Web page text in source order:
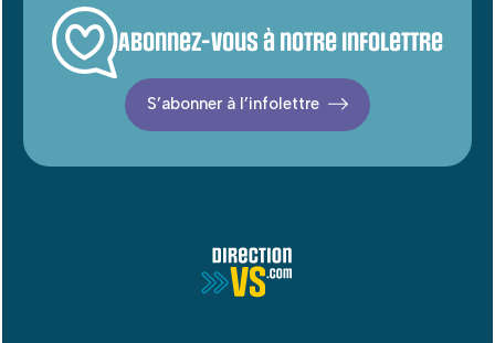
Abonnez-vous à notre infolettre
S’abonner à l’infolettre